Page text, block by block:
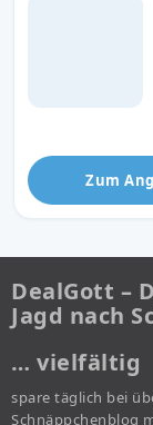
Zum
DealGott –
Jagd nach
… vielfältig
spare täglich bei
Schnäppchenblog